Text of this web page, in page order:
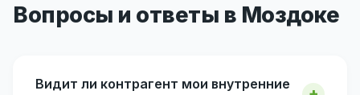
Вопросы и ответы в Моздоке
Видит ли контрагент мои внутренние